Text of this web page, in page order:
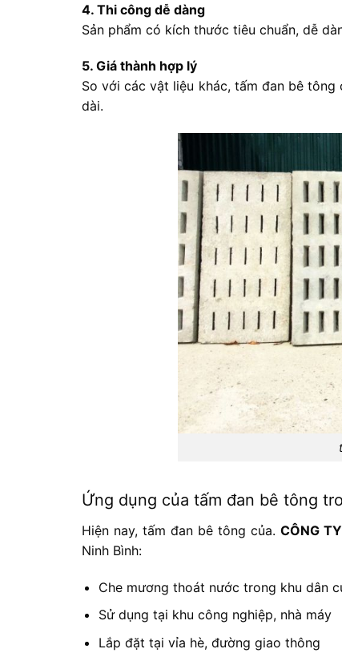
4. Thi công dễ dàng
Sản phẩm có kích thước tiêu chuẩn, dễ
5. Giá thành hợp lý
So với các vật liệu khác, tấm đan bê
dài.
Ứng dụng của tấm đan bê tông
Hiện nay, tấm đan bê tông của.CÔNG
Ninh Bình:
Che mương thoát nước trong khu dân
Sử dụng tại khu công nghiệp, nhà máy
Lắp đặt tại vỉa hè, đường giao thông